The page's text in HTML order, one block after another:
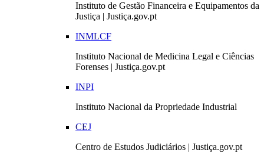
Instituto de Gestão Financeira e Equipamentos da
Justiça | Justiça.gov.pt
INMLCF
Instituto Nacional de Medicina Legal e Ciências
Forenses | Justiça.gov.pt
INPI
Instituto Nacional da Propriedade Industrial
CEJ
Centro de Estudos Judiciários | Justiça.gov.pt